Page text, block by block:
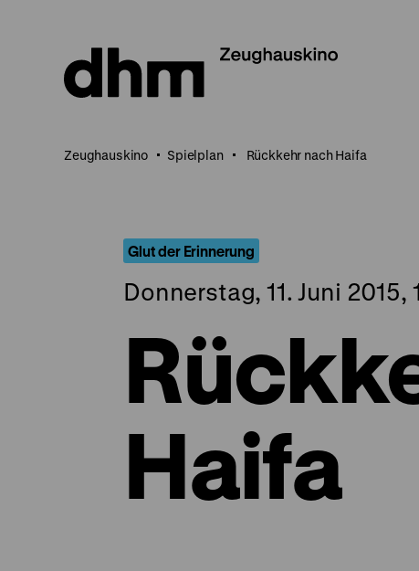
Seiteninhalt
springen
Zeughauskino Spielplan Rückkehr nach Haifa
Glut der Erinnerung
Donnerstag, 11. Juni
Haifa